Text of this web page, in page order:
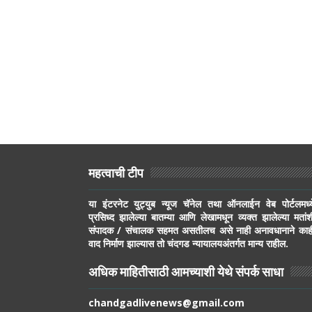
महत्वाची टीप
या इंटरनेट युट्युब न्यूज चॅनेल तथा ऑनलाईन वेब
प्रसिध्द झालेल्या बातम्या आणि लेखामधून व्यक्त झालेल्या
संपादक / संचालक सहमत असतीलच असे नाही अनावधानाने
वाद निर्माण झाल्यास तो चंदगड न्यायालयअंतर्गत मान्य राहील.
अधिक माहितीसाठी आमच्याशी येथे संपर्क साधा
chandgadlivenews@gmail.com